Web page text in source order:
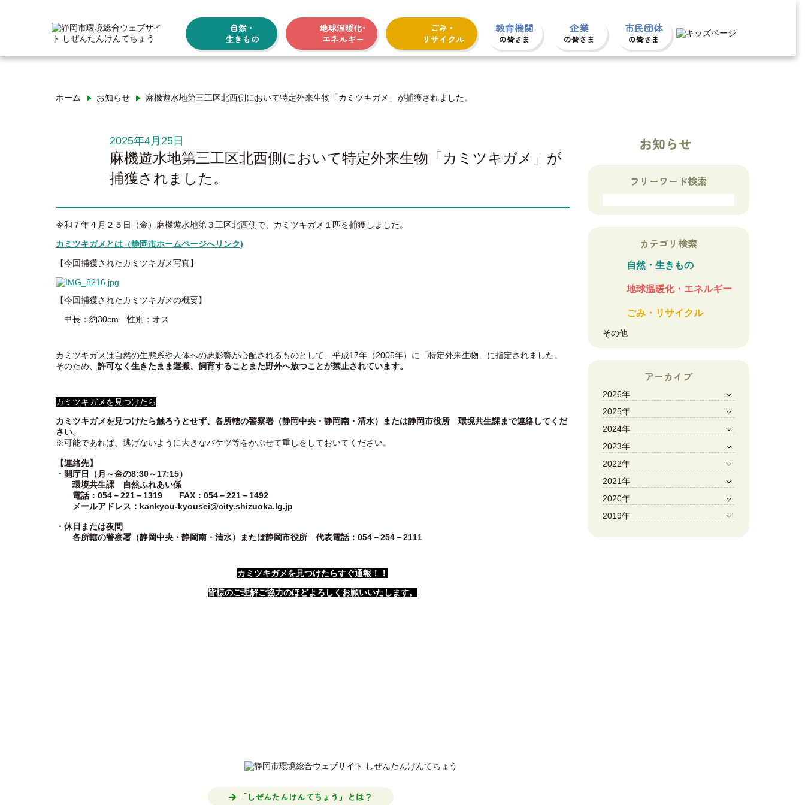
自然・
生きもの
地球温暖化･
エネルギー
ごみ・
リサイクル
教育機関
の皆さま
企業
の皆さま
市民団体
の皆さま
ホーム お知らせ 麻機遊水地第三工区北西側において特定外来生物「カミツキガメ」が捕獲されました。
2025年4月25日
麻機遊水地第三工区北西側において特定外来生物「カミツキガメ」が
捕獲されました。
令和７年４月２５日（金）麻機遊水地第３工区北西側で、カミツキガメ１匹を捕獲しました。
カミツキガメとは（静岡市ホームページへリンク)
【今回捕獲されたカミツキガメ写真】
【今回捕獲されたカミツキガメの概要】
甲長：約30cm 性別：オス
カミツキガメは自然の生態系や人体への悪影響が心配されるものとして、平成17年（2005年）に「特定外来生物」に指定されました。
そのため、 許可なく生きたまま運搬、飼育することまた野外へ放つことが禁止されています。
カミツキガメを見つけたら
カミツキガメを見つけたら触ろうとせず、各所轄の警察署（静岡中央・静岡南・清水）または静岡市役所 環境共生課まで連絡してくだ
さい。
※可能であれば、逃げないように大きなバケツ等をかぶせて重しをしておいてください。
【連絡先】
・開庁日（月～金の8:30～17:15）
環境共生課 自然ふれあい係
電話：054－221－1319 FAX：054－221－1492
メールアドレス：kankyou-kyousei@city.shizuoka.lg.jp
・休日または夜間
各所轄の警察署（静岡中央・静岡南・清水）または静岡市役所 代表電話：054－254－2111
カミツキガメを見つけたらすぐ通報！！
皆様のご理解ご協力のほどよろしくお願いいたします。
お知らせ
フリーワード検索
カテゴリ検索
自然・生きもの
地球温暖化・エネルギー
ごみ・リサイクル
その他
アーカイブ
2026年
2025年
2024年
2023年
2022年
2021年
2020年
2019年
「しぜんたんけんてちょう」とは？